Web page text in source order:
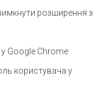
розширення з
Google Chrome
користувача у